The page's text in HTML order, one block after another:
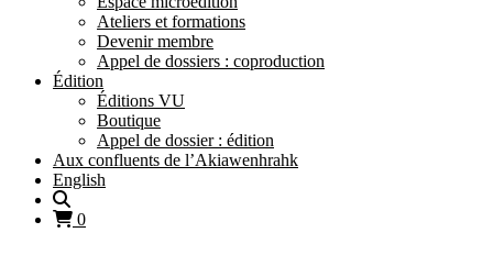
Ateliers et formations
Devenir membre
Appel de dossiers : coproduction
Édition
Éditions VU
Boutique
Appel de dossier : édition
Aux confluents de l’Akiawenhrahk
English
0